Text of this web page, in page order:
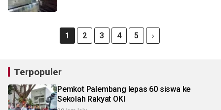
1 2 3 4 5
Terpopuler
Pemkot Palembang lepas 60 siswa ke
Sekolah Rakyat OKI